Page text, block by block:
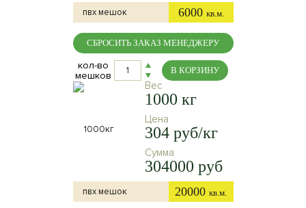
пвх мешок 6000 кв.м.
СБРОСИТЬ ЗАКАЗ МЕНЕДЖЕРУ
кол-во
мешков
В КОРЗИНУ
Вес
1000 кг
Цена
304 руб/кг
Сумма
304000 руб
пвх мешок 20000 кв.м.